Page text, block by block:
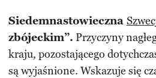
Siedemnastowieczna
zbójeckim”. Przyczyny
kraju, pozostającego
są wyjaśnione. Wskazuje się